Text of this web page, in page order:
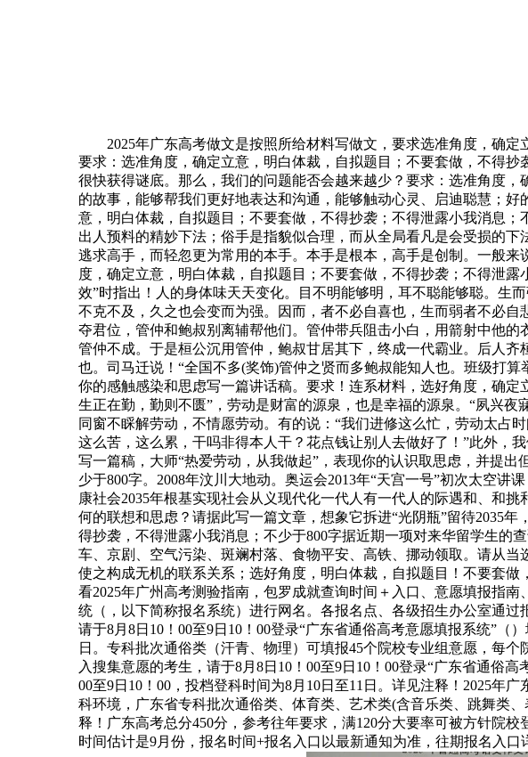
2025年广东高考做文是按照所给材料写做文，要求选准角度，确定
要求：选准角度，确定立意，明白体裁，自拟题目；不要套做，不得
很快获得谜底。那么，我们的问题能否会越来越少？要求：选准角度
的故事，能够帮我们更好地表达和沟通，能够触动心灵、启迪聪慧；
意，明白体裁，自拟题目；不要套做，不得抄袭；不得泄露小我消息
出人预料的精妙下法；俗手是指貌似合理，而从全局看凡是会受损的
逃求高手，而轻忽更为常用的本手。本手是根本，高手是创制。一般
度，确定立意，明白体裁，自拟题目；不要套做，不得抄袭；不得泄
效”时指出！人的身体味天天变化。目不明能够明，耳不聪能够聪。生
不克不及，久之也会变而为强。因而，者不必自喜也，生而弱者不必
夺君位，管仲和鲍叔别离辅帮他们。管仲带兵阻击小白，用箭射中他
管仲不成。于是桓公沉用管仲，鲍叔甘居其下，终成一代霸业。后人
也。司马迁说！“全国不多(奖饰)管仲之贤而多鲍叔能知人也。班级打
你的感触感染和思虑写一篇讲话稿。要求！连系材料，选好角度，确
生正在勤，勤则不匮”，劳动是财富的源泉，也是幸福的源泉。“夙兴
同窗不睬解劳动，不情愿劳动。有的说：“我们进修这么忙，劳动太占
这么苦，这么累，干吗非得本人干？花点钱让别人去做好了！”此外，
写一篇稿，大师“热爱劳动，从我做起”，表现你的认识取思虑，并提
少于800字。2008年汶川大地动。奥运会2013年“天宫一号”初次太空讲
康社会2035年根基实现社会从义现代化一代人有一代人的际遇和、和
何的联想和思虑？请据此写一篇文章，想象它拆进“光阴瓶”留待2035
得抄袭，不得泄露小我消息；不少于800字据近期一项对来华留学生的
车、京剧、空气污染、斑斓村落、食物平安、高铁、挪动领取。请从
使之构成无机的联系关系；选好角度，明白体裁，自拟题目！不要套
看2025年广州高考测验指南，包罗成就查询时间＋入口、意愿填报指
统（，以下简称报名系统）进行网名。各报名点、各级招生办公室通
请于8月8日10！00至9日10！00登录“广东省通俗高考意愿填报系统”（
日。专科批次通俗类（汗青、物理）可填报45个院校专业组意愿，每
入搜集意愿的考生，请于8月8日10！00至9日10！00登录“广东省通俗
00至9日10！00，投档登科时间为8月10日至11日。详见注释！2025年
科环境，广东省专科批次通俗类、体育类、艺术类(含音乐类、跳舞类
释！广东高考总分450分，参考往年要求，满120分大要率可被方针院
时间估计是9月份，报名时间+报名入口以最新通知为准，往期报名入